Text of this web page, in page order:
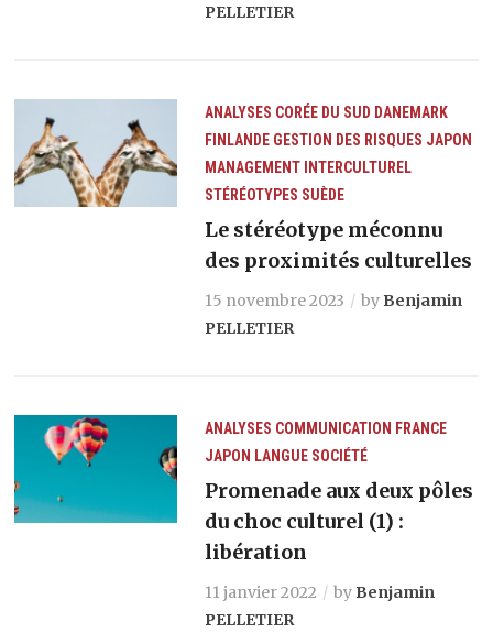
PELLETIER
ANALYSES CORÉE DU SUD DANEMARK
FINLANDE GESTION DES RISQUES JAPON
MANAGEMENT INTERCULTUREL
STÉRÉOTYPES SUÈDE
Le stéréotype méconnu
des proximités culturelles
15 novembre 2023 by Benjamin
PELLETIER
ANALYSES COMMUNICATION FRANCE
JAPON LANGUE SOCIÉTÉ
Promenade aux deux pôles
du choc culturel (1) :
libération
11 janvier 2022 by Benjamin
PELLETIER